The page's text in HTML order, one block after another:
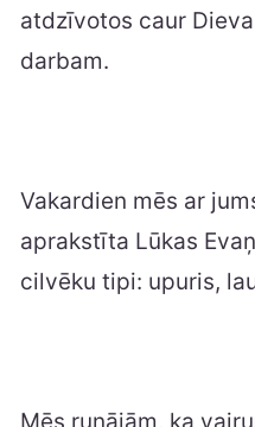
atdzīvotos caur
darbam.
Vakardien mēs ar
aprakstīta Lūkas
cilvēku tipi: upuris,
Mēs runājām, ka